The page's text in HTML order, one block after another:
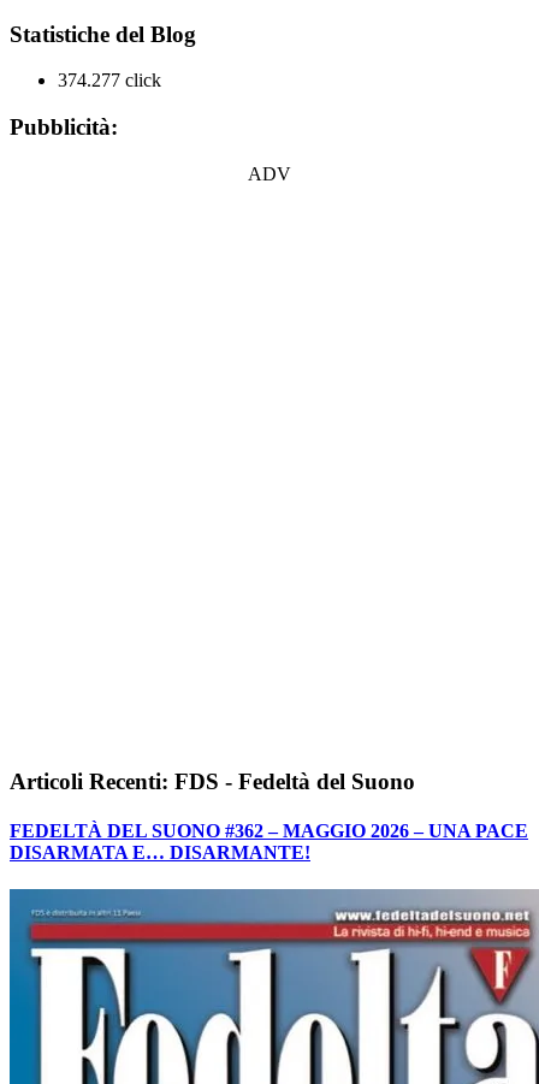
Statistiche del Blog
374.277 click
Pubblicità:
ADV
Articoli Recenti: FDS - Fedeltà del Suono
FEDELTÀ DEL SUONO #362 – MAGGIO 2026 – UNA PACE
DISARMATA E… DISARMANTE!